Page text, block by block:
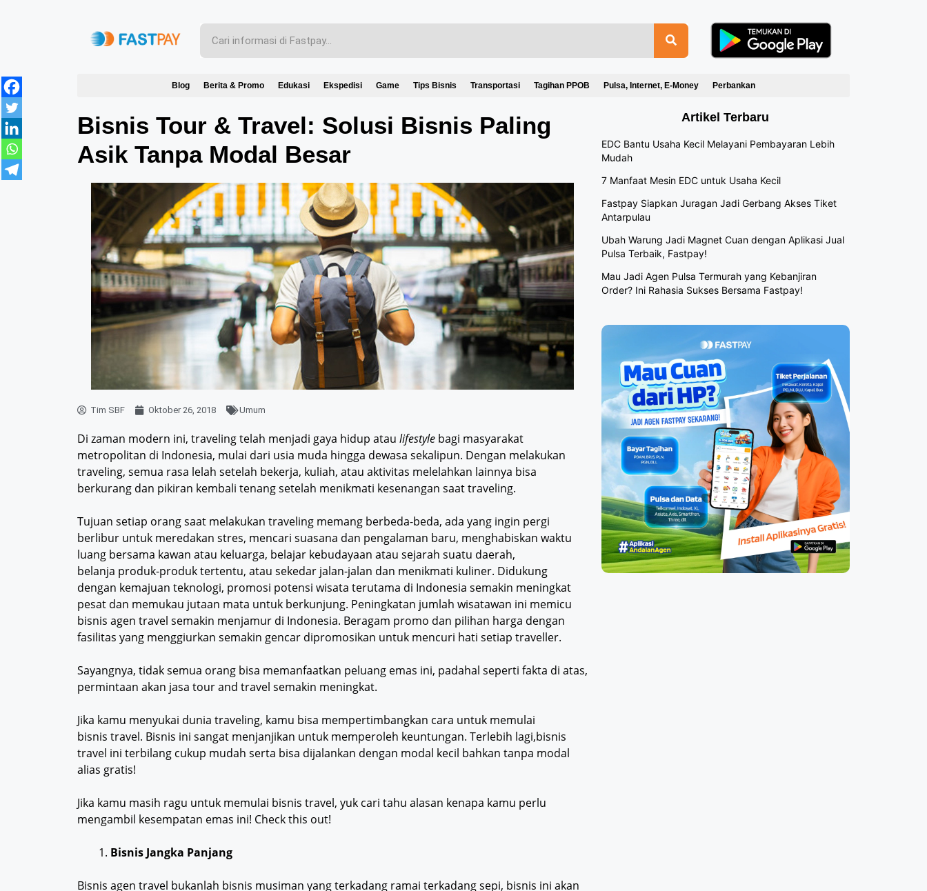
Blog Berita & Promo Edukasi Ekspedisi Game Tips Bisnis Transportasi Tagihan PPOB Pulsa, Internet, E-Money Perbankan
Bisnis Tour & Travel: Solusi Bisnis Paling
Asik Tanpa Modal Besar
Tim SBF Oktober 26, 2018 Umum
Di zaman modern ini, traveling telah menjadi gaya hidup atau lifestyle bagi masyarakat
metropolitan di Indonesia, mulai dari usia muda hingga dewasa sekalipun. Dengan melakukan
traveling, semua rasa lelah setelah bekerja, kuliah, atau aktivitas melelahkan lainnya bisa
berkurang dan pikiran kembali tenang setelah menikmati kesenangan saat traveling.
Tujuan setiap orang saat melakukan traveling memang berbeda-beda, ada yang ingin pergi
berlibur untuk meredakan stres, mencari suasana dan pengalaman baru, menghabiskan waktu
luang bersama kawan atau keluarga, belajar kebudayaan atau sejarah suatu daerah,
belanja produk-produk tertentu, atau sekedar jalan-jalan dan menikmati kuliner. Didukung
dengan kemajuan teknologi, promosi potensi wisata terutama di Indonesia semakin meningkat
pesat dan memukau jutaan mata untuk berkunjung. Peningkatan jumlah wisatawan ini memicu
bisnis agen travel semakin menjamur di Indonesia. Beragam promo dan pilihan harga dengan
fasilitas yang menggiurkan semakin gencar dipromosikan untuk mencuri hati setiap traveller.
Sayangnya, tidak semua orang bisa memanfaatkan peluang emas ini, padahal seperti fakta di atas,
permintaan akan jasa tour and travel semakin meningkat.
Jika kamu menyukai dunia traveling, kamu bisa mempertimbangkan cara untuk memulai
bisnis travel. Bisnis ini sangat menjanjikan untuk memperoleh keuntungan. Terlebih lagi,bisnis
travel ini terbilang cukup mudah serta bisa dijalankan dengan modal kecil bahkan tanpa modal
alias gratis!
Jika kamu masih ragu untuk memulai bisnis travel, yuk cari tahu alasan kenapa kamu perlu
mengambil kesempatan emas ini! Check this out!
Bisnis Jangka Panjang
Bisnis agen travel bukanlah bisnis musiman yang terkadang ramai terkadang sepi, bisnis ini akan
Artikel Terbaru
EDC Bantu Usaha Kecil Melayani Pembayaran Lebih
Mudah
7 Manfaat Mesin EDC untuk Usaha Kecil
Fastpay Siapkan Juragan Jadi Gerbang Akses Tiket
Antarpulau
Ubah Warung Jadi Magnet Cuan dengan Aplikasi Jual
Pulsa Terbaik, Fastpay!
Mau Jadi Agen Pulsa Termurah yang Kebanjiran
Order? Ini Rahasia Sukses Bersama Fastpay!